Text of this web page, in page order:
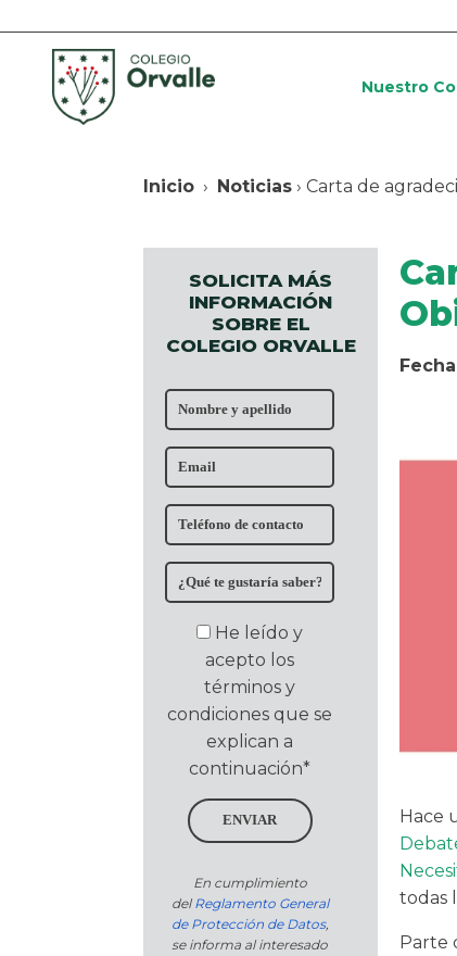
Nuestro
Inicio › Noticias › Carta de
SOLICITA MÁS
INFORMACIÓN
SOBRE EL
COLEGIO ORVALLE
He leído y
acepto los
términos y
condiciones que se
explican a
continuación*
ENVIAR
En cumplimiento
delReglamento General
de Protección de Datos,
se informa al interesado
Hace
todas
Parte